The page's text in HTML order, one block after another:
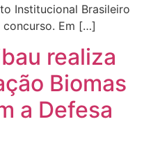
Institucional Brasileiro
concurso. Em […]
realiza
Biomas
a Defesa